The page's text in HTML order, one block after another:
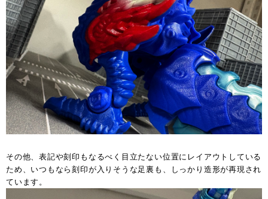
その他、表記や刻印もなるべく目立たない位置にレイアウトしている
ため、いつもなら刻印が入りそうな足裏も、しっかり造形が再現され
ています。